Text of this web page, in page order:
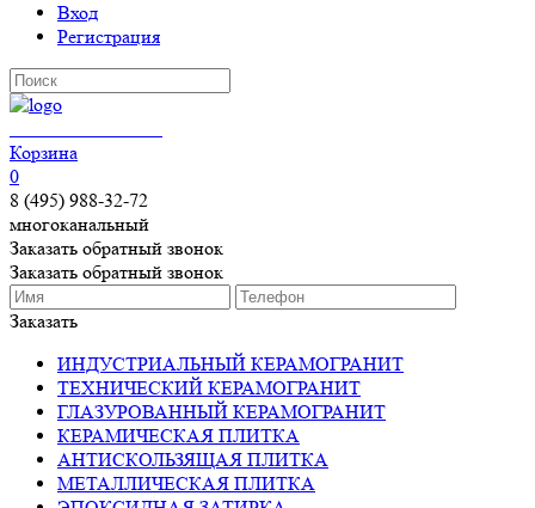
Вход
Регистрация
Корзина
0
8 (495) 988-32-72
многоканальный
Заказать обратный звонок
Заказать обратный звонок
Заказать
ИНДУСТРИАЛЬНЫЙ КЕРАМОГРАНИТ
ТЕХНИЧЕСКИЙ КЕРАМОГРАНИТ
ГЛАЗУРОВАННЫЙ КЕРАМОГРАНИТ
КЕРАМИЧЕСКАЯ ПЛИТКА
АНТИСКОЛЬЗЯЩАЯ ПЛИТКА
МЕТАЛЛИЧЕСКАЯ ПЛИТКА